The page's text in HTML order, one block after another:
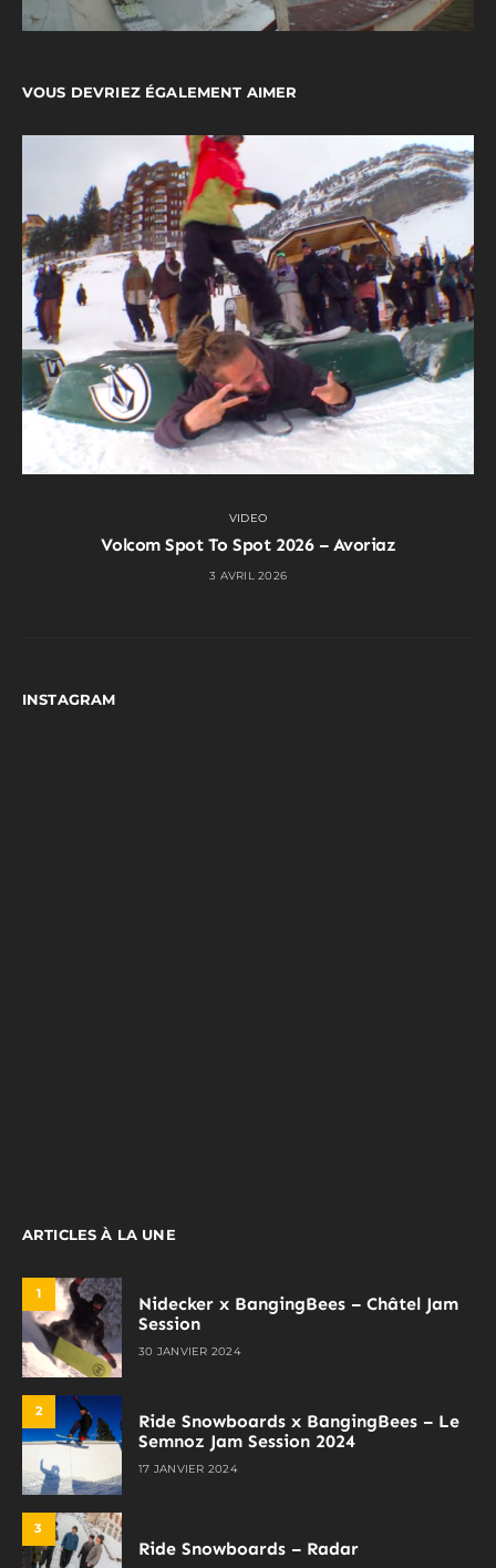
VOUS DEVRIEZ ÉGALEMENT AIMER
VIDEO
Volcom Spot To Spot 2026 – Avoriaz
3 AVRIL 2026
INSTAGRAM
ARTICLES À LA UNE
1
Nidecker x BangingBees – Châtel Jam
Session
30 JANVIER 2024
2
Ride Snowboards x BangingBees – Le
Semnoz Jam Session 2024
17 JANVIER 2024
3
Ride Snowboards – Radar